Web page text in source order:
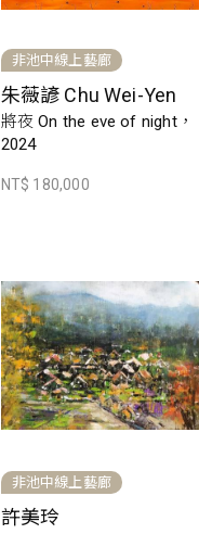
非池中線上藝廊
朱薇諺 Chu Wei-Yen
將夜 On the eve of night，
2024
NT$ 180,000
非池中線上藝廊
許美玲